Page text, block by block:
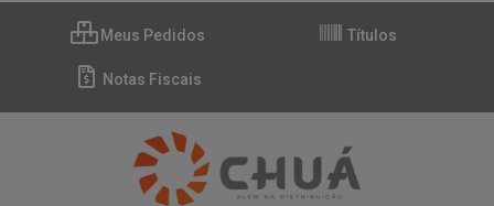
Meus Pedidos Títulos
Notas Fiscais